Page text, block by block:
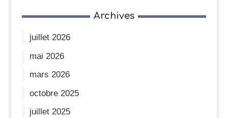
Archives
juillet 2026
mai 2026
mars 2026
octobre 2025
juillet 2025